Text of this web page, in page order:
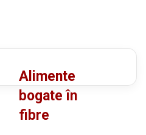
A
l
i
m
Alimente
bogate în
fibre